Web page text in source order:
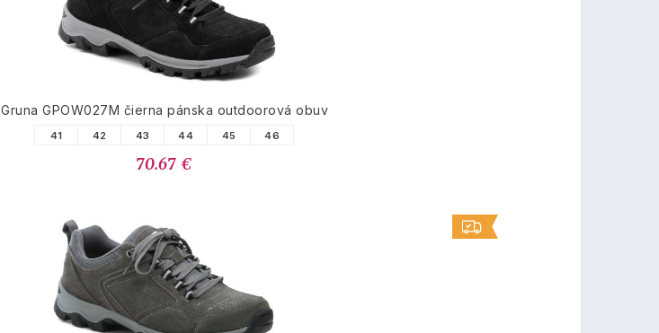
Gruna GPOW027M čierna pánska outdoorová obuv
41 42 43 44 45 46
70.67 €